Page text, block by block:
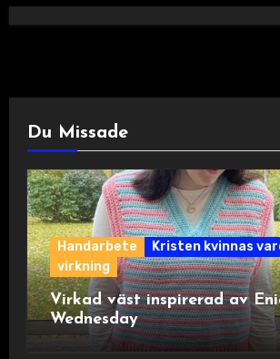
Du Missade
Handarbete
Kristen kvinnas
virkning
Virkad väst inspirerad av
Wednesday